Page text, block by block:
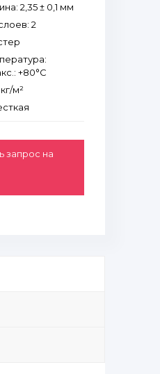
2,35 ± 0,1 мм
2
+80°С
м²
запрос на